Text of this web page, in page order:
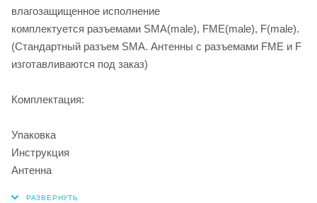
влагозащищенное исполнение
комплектуется разъемами SMA(male), FME(male), F(male).
(Стандартный разъем SMA. Антенны с разъемами FME и F
изготавливаются под заказ)
Комплектация:
Упаковка
Инструкция
Антенна